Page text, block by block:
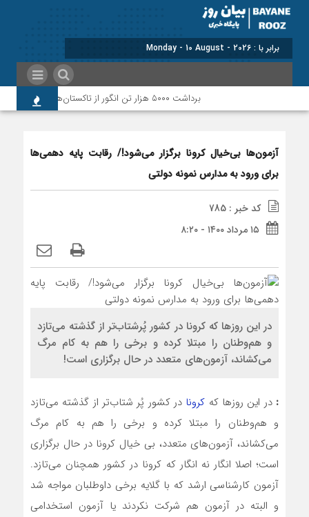
برابر با : Monday - 10 August - 2026
برداشت ۵۰۰۰ هزار تن انگور از تاکستان‌های پلدختر و معمولان
آزمون‌ها بی‌خیال کرونا برگزار می‌شود!/ رقابت پایه دهمی‌ها
برای ورود به مدارس نمونه دولتی
کد خبر : 785
۱۵ مرداد ۱۴۰۰ - ۸:۲۰
در این روزها که کرونا در کشور پُرشتاب‌تر از گذشته می‌تازد
و هم‌وطنان را مبتلا کرده و برخی را هم به کام مرگ
می‌کشاند، آزمون‌های متعدد در حال برگزاری است!
: در این روزها که کرونا در کشور پُر شتاب‌تر از گذشته می‌تازد
و هم‌وطنان را مبتلا کرده و برخی را هم به کام مرگ
می‌کشاند، آزمون‌های متعدد، بی خیال کرونا در حال برگزاری
است؛ اصلا انگار نه انگار که کرونا در کشور همچنان می‌تازد.
آزمون کارشناسی ارشد که با گلایه برخی داوطلبان مواجه شد
و البته در آزمون هم شرکت نکردند یا آزمون استخدامی